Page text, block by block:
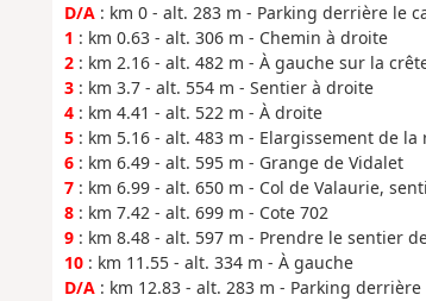
D/A: km 0 - alt. 283 m - Parking derrière le
1 : km 0.63 - alt. 306 m - Chemin à droite
2: km 2.16 - alt. 482 m - À gauche sur la
3: km 3.7 - alt. 554 m - Sentier à droite
4: km 4.41 - alt. 522 m - À droite
5: km 5.16 - alt. 483 m - Elargissement de
6: km 6.49 - alt. 595 m - Grange de Vidalet
7: km 6.99 - alt. 650 m - Col de Valaurie,
8: km 7.42 - alt. 699 m - Cote 702
9: km 8.48 - alt. 597 m - Prendre le sentier
10: km 11.55 - alt. 334 m - À gauche
D/A: km 12.83 - alt. 283 m - Parking derrière